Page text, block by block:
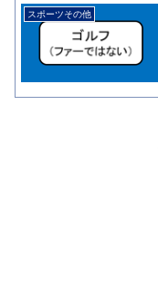
スポーツその他